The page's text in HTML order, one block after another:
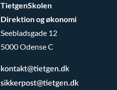
TietgenSkolen
Direktion og økonomi
Seebladsgade 12
5000 Odense C
kontakt@tietgen.dk
sikkerpost@tietgen.dk